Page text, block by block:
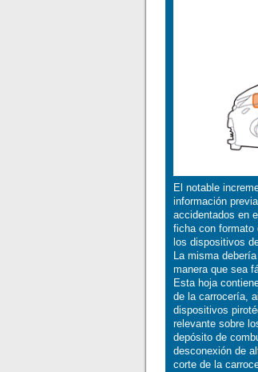
El notable
información
accidentados en
ficha con formato
los dispositivos
La misma
manera que sea
Esta hoja
de la carrocería,
dispositivos
relevante sobre
depósito de
desconexión de
corte de la